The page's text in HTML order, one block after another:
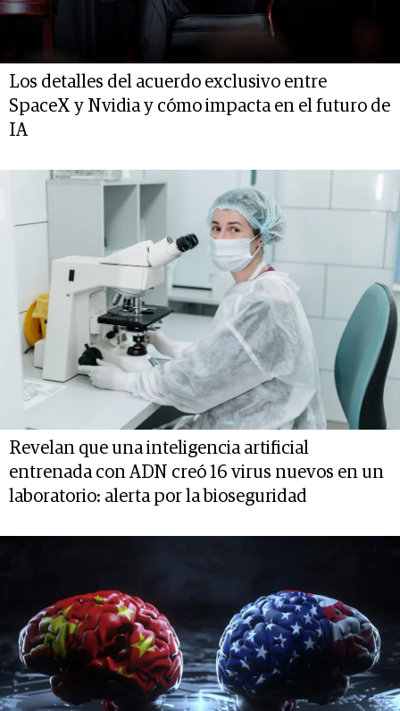
Los detalles del acuerdo exclusivo entre
SpaceX y Nvidia y cómo impacta en el futuro de
IA
Revelan que una inteligencia artificial
entrenada con ADN creó 16 virus nuevos en un
laboratorio: alerta por la bioseguridad